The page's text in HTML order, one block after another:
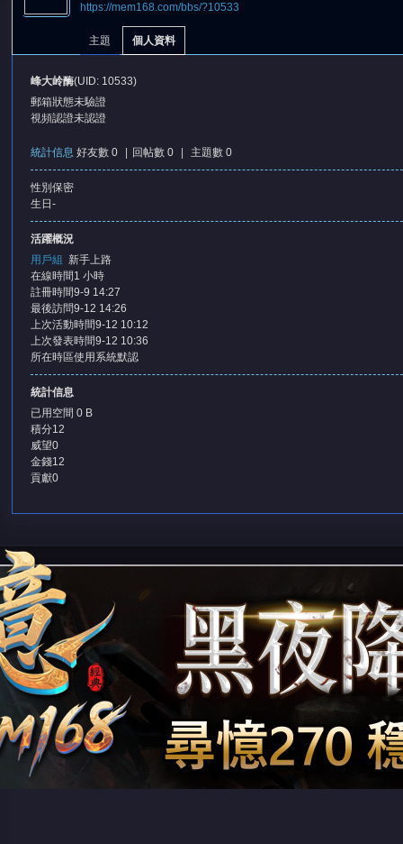
堂
›
https://mem168.com/bbs/?10533
主題 個人資料
峰大岭酶(UID: 10533)
郵箱狀態未驗證
視頻認證未認證
統計信息 好友數 0 回帖數 0 主題數 0
性別 保密
生日 -
活躍概況
用戶組
新手上路
在線時間 1 小時
註冊時間9-9 14:27
最後訪問9-12 14:26
上次活動時間9-12 10:12
上次發表時間9-12 10:36
所在時區使用系統默認
統計信息
已用空間 0 B
積分12
威望0
金錢12
貢獻0